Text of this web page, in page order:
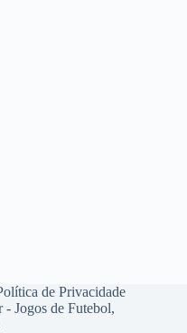
de Privacidade
Jogos de Futebol,